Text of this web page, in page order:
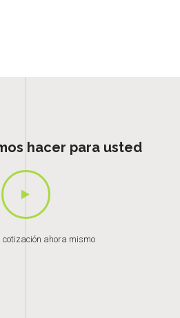
hacer para usted
cotización ahora mismo